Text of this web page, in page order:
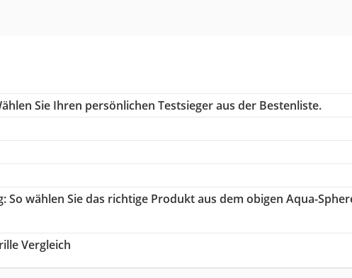
Sie Ihren persönlichen Testsieger aus der Bestenliste.
: So wählen Sie das richtige Produkt aus dem obigen Aqua-
Vergleich